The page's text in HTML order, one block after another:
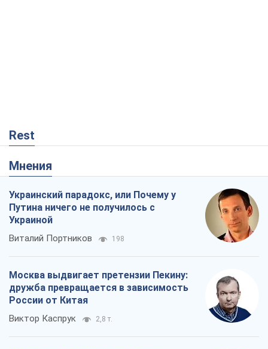
Rest
Мнения
Украинский парадокс, или Почему у
Путина ничего не получилось с
Украиной
Виталий Портников 198
Москва выдвигает претензии Пекину:
дружба превращается в зависимость
России от Китая
Виктор Каспрук 2,8 т.